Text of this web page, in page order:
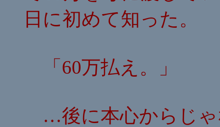
日に初めて知った。
「60万払え。」
…後に本心からじゃ